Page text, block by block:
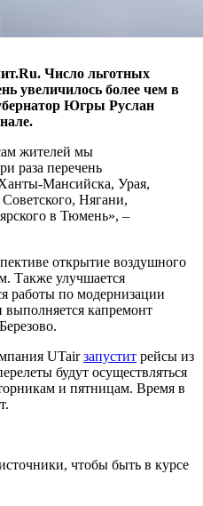
Число льготных
увеличилось более чем в
Югры Руслан
жителей мы
раза перечень
Мансийска, Урая,
Нягани,
в Тюмень», –
открытие воздушного
Также улучшается
работы по модернизации
выполняется капремонт
UTairзапустит рейсы из
будут осуществляться
и пятницам. Время в
чтобы быть в курсе